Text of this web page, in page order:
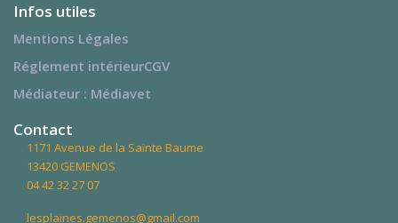
Infos utiles
Mentions Légales
Réglement intérieurCGV
Médiateur : Médiavet
Contact
1171 Avenue de la Sainte Baume
13420 GEMENOS
04 42 32 27 07
lesplaines.gemenos@gmail.com